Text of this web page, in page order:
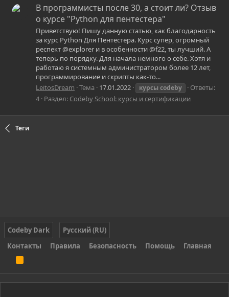
В программисты после 30, а стоит ли? Отзыв
о курсе "Python для пентестера"
Приветствую! Пишу данную статью, как благодарность
за курс Python Для Пентестера. Курс супер, огромный
респект @explorer и в особенности @f22, ты лучший. А
теперь по порядку. Для начала немного о себе. Хотя и
работаю я системным администратором более 12 лет,
программирование и скрипты как-то...
LeitosDream Тема 17.01.2022 курсы codeby
Ответы:
4 Раздел: Codeby School: курсы и сертификации
Теги
Codeby Dark
Русский (RU)
Контакты
Правила Безопасность Помощь Главная
S